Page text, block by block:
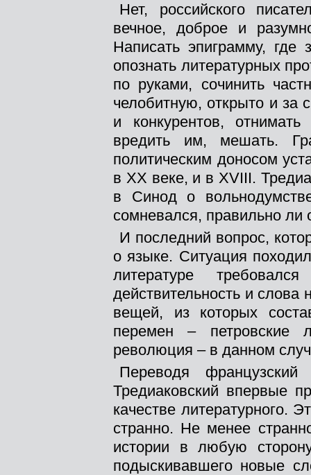
Нет, российского
вечное, доброе и
Написать эпиграмму, где
опознать литературных
по руками, сочинить
челобитную, открыто и за
и конкурентов,
вредить им, мешать.
политическим доносом
в XX веке, и в XVIII.
в Синод о
сомневался, правильно ли
И последний вопрос,
о языке. Ситуация
литературе
действительность и
вещей, из которых
перемен – петровские
революция – в данном
Переводя
Тредиаковский впервые
качестве литературного.
странно. Не менее
истории в любую
подыскивавшего новые